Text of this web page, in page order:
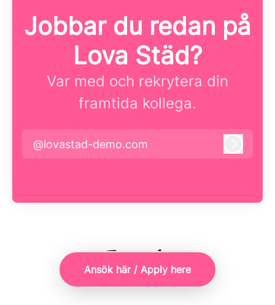
Ansök här / Apply here
Jobbar du redan på
Lova Städ?
Var med och rekrytera din
framtida kollega.
@lovastad-demo.com
Rekryteringsverktygfrån Teamtailor